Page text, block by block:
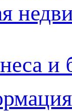
и